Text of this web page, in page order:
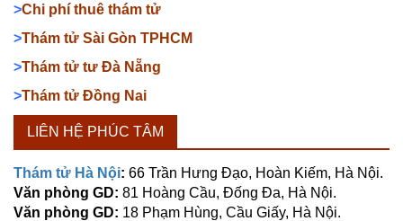
>Chi phí thuê thám tử
>Thám tử Sài Gòn TPHCM
>Thám tử tư Đà Nẵng
>Thám tử Đồng Nai
LIÊN HỆ PHÚC TÂM
Thám tử Hà Nội: 66 Trần Hưng Đạo, Hoàn Kiếm, Hà Nội.
Văn phòng GD: 81 Hoàng Cầu, Đống Đa, Hà Nội.
Văn phòng GD: 18 Phạm Hùng, Cầu Giấy, Hà Nội.